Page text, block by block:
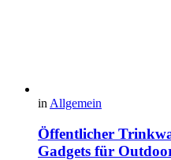
in Allgemein
Öffentlicher
Gadgets für